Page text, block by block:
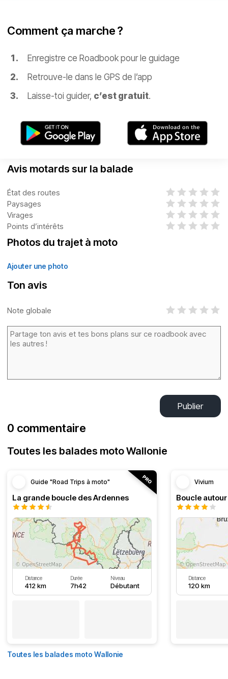
Comment ça marche ?
Enregistre ce Roadbook pour le guidage
Retrouve-le dans le GPS de l’app
Laisse-toi guider, c’est gratuit.
Avis motards sur la balade
État des routes
Paysages
Virages
Points d’intérêts
Photos du trajet à moto
Ajouter une photo
Ton avis
Note globale
Publier
0 commentaire
Toutes les balades moto Wallonie
Guide "Road Trips à moto"
La grande boucle des Ardennes
Distance
412 km
Durée
7h42
Niveau
Débutant
Vivium
Distance
120 km
Toutes les balades moto Wallonie